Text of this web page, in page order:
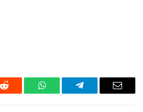
Reddit WhatsAppTelegram Email